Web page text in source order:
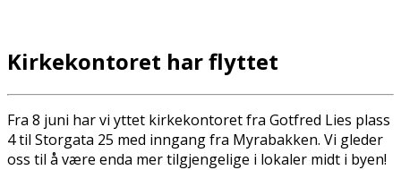
Kirkekontoret har flyttet
Fra 8 juni har vi flyttet kirkekontoret fra Gotfred Lies plass
4 til Storgata 25 med inngang fra Myrabakken. Vi gleder
oss til å være enda mer tilgjengelige i lokaler midt i byen!